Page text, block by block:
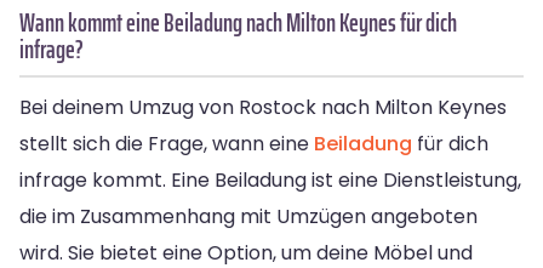
Wann kommt eine Beiladung nach Milton Keynes für dich
infrage?
Bei deinem Umzug von Rostock nach Milton Keynes
stellt sich die Frage, wann eine Beiladung für dich
infrage kommt. Eine Beiladung ist eine Dienstleistung,
die im Zusammenhang mit Umzügen angeboten
wird. Sie bietet eine Option, um deine Möbel und